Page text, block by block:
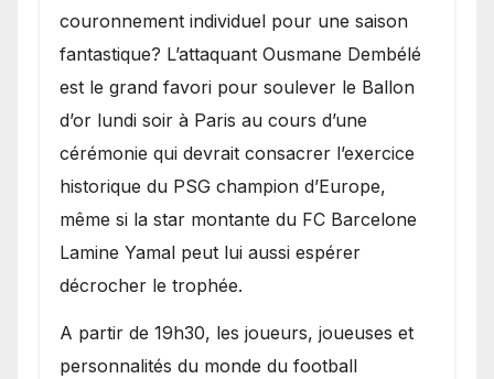
couronnement individuel pour une saison
fantastique? L’attaquant Ousmane Dembélé
est le grand favori pour soulever le Ballon
d’or lundi soir à Paris au cours d’une
cérémonie qui devrait consacrer l’exercice
historique du PSG champion d’Europe,
même si la star montante du FC Barcelone
Lamine Yamal peut lui aussi espérer
décrocher le trophée.
A partir de 19h30, les joueurs, joueuses et
personnalités du monde du football